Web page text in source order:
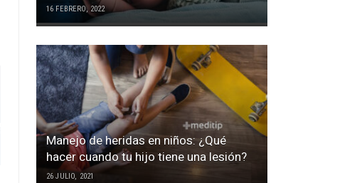
16 FEBRERO, 2022
Manejo de heridas en niños: ¿Qué
hacer cuando tu hijo tiene una lesión?
26 JULIO, 2021